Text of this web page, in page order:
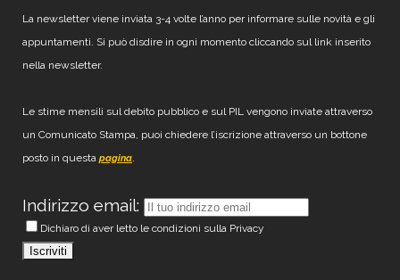
La newsletter viene inviata 3-4 volte l’anno per informare sulle novità e gli
appuntamenti. Si può disdire in ogni momento cliccando sul link inserito
nella newsletter.
Le stime mensili sul debito pubblico e sul PIL vengono inviate attraverso
un Comunicato Stampa, puoi chiedere l’iscrizione attraverso un bottone
posto in questa pagina.
Indirizzo email:
Dichiaro di aver letto le condizioni sulla Privacy